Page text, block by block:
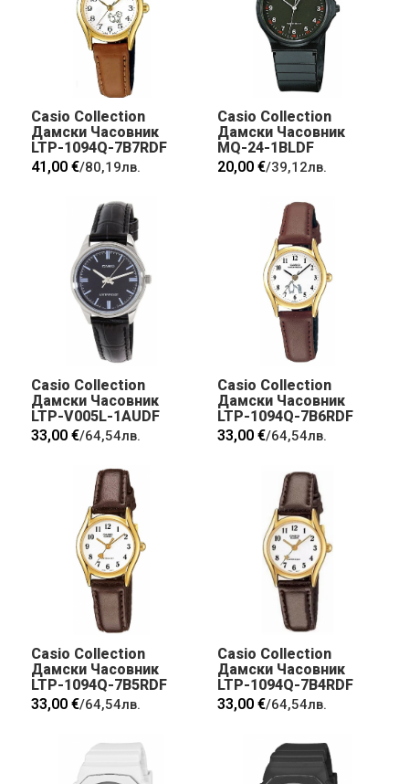
Casio Collection
Дамски Часовник
LTP-1094Q-7B7RDF
41,00 €/80,19лв.
Casio Collection
Дамски Часовник
MQ-24-1BLDF
20,00 €/39,12лв.
Casio Collection
Дамски Часовник
LTP-V005L-1AUDF
33,00 €/64,54лв.
Casio Collection
Дамски Часовник
LTP-1094Q-7B6RDF
33,00 €/64,54лв.
Casio Collection
Дамски Часовник
LTP-1094Q-7B5RDF
33,00 €/64,54лв.
Casio Collection
Дамски Часовник
LTP-1094Q-7B4RDF
33,00 €/64,54лв.